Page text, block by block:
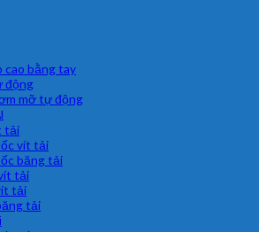
cao bằng tay
động
mỡ tự động
tải
vít tải
băng tải
tải
tải
tải